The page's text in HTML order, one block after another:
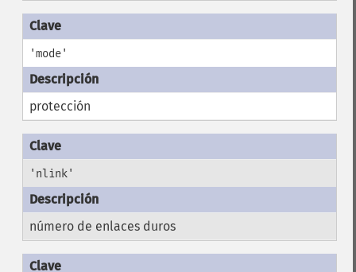
'mode'
protección
'nlink'
número de enlaces duros